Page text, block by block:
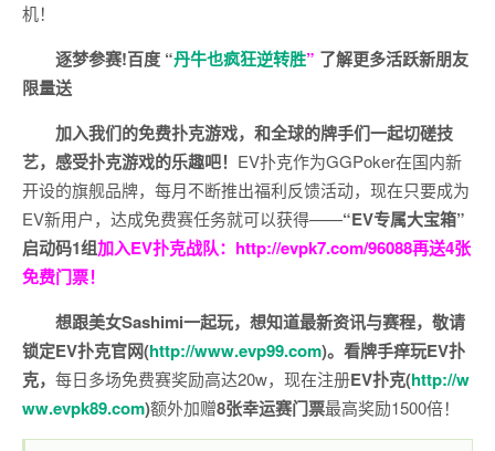
机！
逐梦参赛!百度 “丹牛也疯狂逆转胜” 了解更多活跃新朋友
限量送
加入我们的免费扑克游戏，和全球的牌手们一起切磋技
艺，感受扑克游戏的乐趣吧！ EV扑克作为GGPoker在国内新
开设的旗舰品牌，每月不断推出福利反馈活动，现在只要成为
EV新用户，达成免费赛任务就可以获得——“EV专属大宝箱”
启动码1组加入EV扑克战队： http://evpk7.com/96088再送4张
免费门票！
想跟美女Sashimi一起玩， 想知道最新资讯与赛程， 敬请
锁定EV扑克官网(http://www.evp99.com)。 看牌手痒玩EV扑
克， 每日多场免费赛奖励高达20w，现在注册EV扑克(http://w
ww.evpk89.com)额外加赠8张幸运赛门票最高奖励1500倍！